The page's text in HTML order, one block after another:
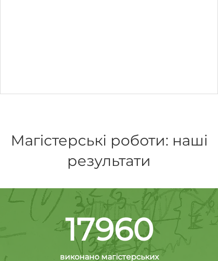
Магістерські роботи: наші
результати
17960
виконано магістерських